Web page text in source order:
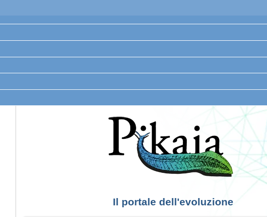
Il portale dell'evoluzione